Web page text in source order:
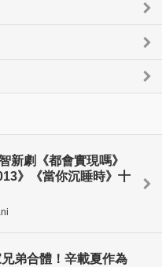
新劇《都會實現嗎》
》《當你沉睡時》十
兄弟合體！辛載夏作為